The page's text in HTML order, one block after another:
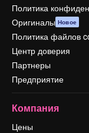
Политика
Оригиналы Новое
Политика файлов
Центр доверия
Партнеры
Предприятие
Компания
Цены